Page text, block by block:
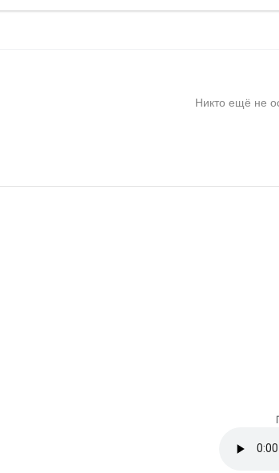
Никто ещё не